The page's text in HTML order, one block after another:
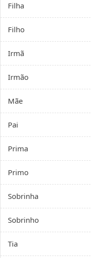
Filha
Filho
Irmã
Irmão
Mãe
Pai
Prima
Primo
Sobrinha
Sobrinho
Tia